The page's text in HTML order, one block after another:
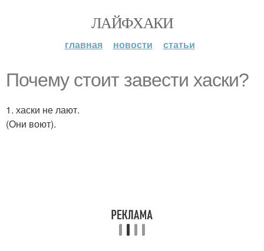
ЛАЙФХАКИ
главная новости статьи
Почему стоит завести хаски?
1. хаски не лают.
(Они воют).